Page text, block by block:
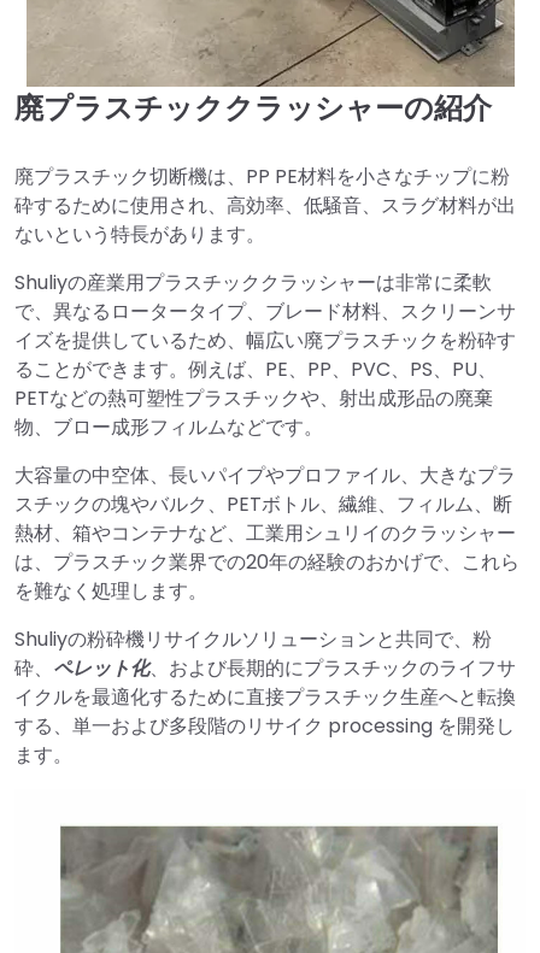
廃プラスチッククラッシャーの紹介
廃プラスチック切断機は、PP PE材料を小さなチップに粉
砕するために使用され、高効率、低騒音、スラグ材料が出
ないという特長があります。
Shuliyの産業用プラスチッククラッシャーは非常に柔軟
で、異なるロータータイプ、ブレード材料、スクリーンサ
イズを提供しているため、幅広い廃プラスチックを粉砕す
ることができます。例えば、PE、PP、PVC、PS、PU、
PETなどの熱可塑性プラスチックや、射出成形品の廃棄
物、ブロー成形フィルムなどです。
大容量の中空体、長いパイプやプロファイル、大きなプラ
スチックの塊やバルク、PETボトル、繊維、フィルム、断
熱材、箱やコンテナなど、工業用シュリイのクラッシャー
は、プラスチック業界での20年の経験のおかげで、これら
を難なく処理します。
Shuliyの粉砕機リサイクルソリューションと共同で、粉
砕、 ペレット化、および長期的にプラスチックのライフサ
イクルを最適化するために直接プラスチック生産へと転換
する、単一および多段階のリサイク processing を開発し
ます。